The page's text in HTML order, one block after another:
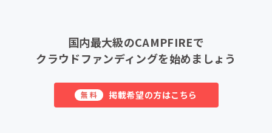
国内最大級のCAMPFIREで
クラウドファンディングを始めましょう
無料 掲載希望の方はこちら